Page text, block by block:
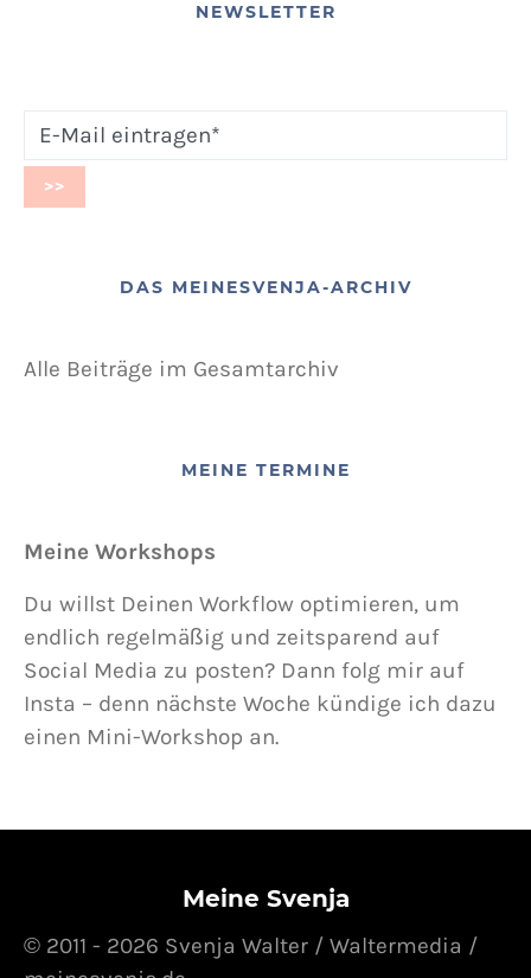
NEWSLETTER
DAS MEINESVENJA-ARCHIV
Alle Beiträge im Gesamtarchiv
MEINE TERMINE
Meine Workshops
Du willst Deinen Workflow optimieren, um
endlich regelmäßig und zeitsparend auf
Social Media zu posten? Dann folg mir auf
Insta – denn nächste Woche kündige ich dazu
einen Mini-Workshop an.
Meine Svenja
© 2011 - 2026 Svenja Walter / Waltermedia /